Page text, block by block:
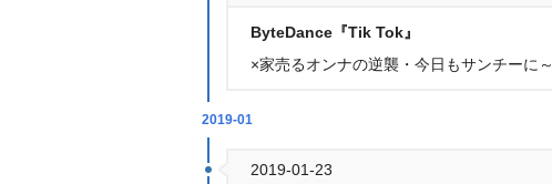
ByteDance『Tik Tok』
×家売るオンナの逆襲・今日もサンチーに～
2019-01
2019-01-23